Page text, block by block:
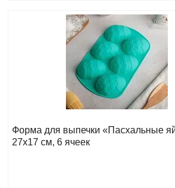
Форма для выпечки «Пасхальные яйца»,
27х17 см, 6 ячеек